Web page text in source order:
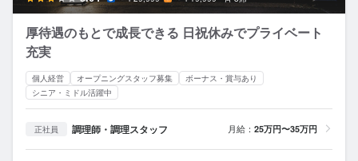
厚待遇のもとで成長できる 日祝休みでプライベート
充実
個人経営 オープニングスタッフ募集
ボーナス・賞与あり
シニア・ミドル活躍中
正社員 調理師・調理スタッフ 月給： 25万円〜35万円